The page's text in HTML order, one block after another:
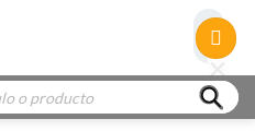
×
×
×